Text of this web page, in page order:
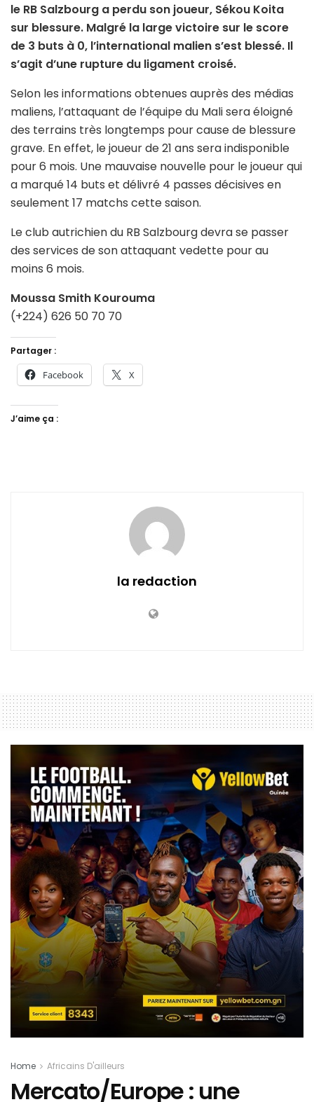
le RB Salzbourg a perdu son joueur, Sékou Koita
sur blessure. Malgré la large victoire sur le score
de 3 buts à 0, l’international malien s’est blessé. Il
s’agit d’une rupture du ligament croisé.
Selon les informations obtenues auprès des médias
maliens, l’attaquant de l’équipe du Mali sera éloigné
des terrains très longtemps pour cause de blessure
grave. En effet, le joueur de 21 ans sera indisponible
pour 6 mois. Une mauvaise nouvelle pour le joueur qui
a marqué 14 buts et délivré 4 passes décisives en
seulement 17 matchs cette saison.
Le club autrichien du RB Salzbourg devra se passer
des services de son attaquant vedette pour au
moins 6 mois.
Moussa Smith Kourouma
(+224) 626 50 70 70
Partager :
Facebook X
J’aime ça :
la redaction
Home Africains D'ailleurs
Mercato/Europe : une